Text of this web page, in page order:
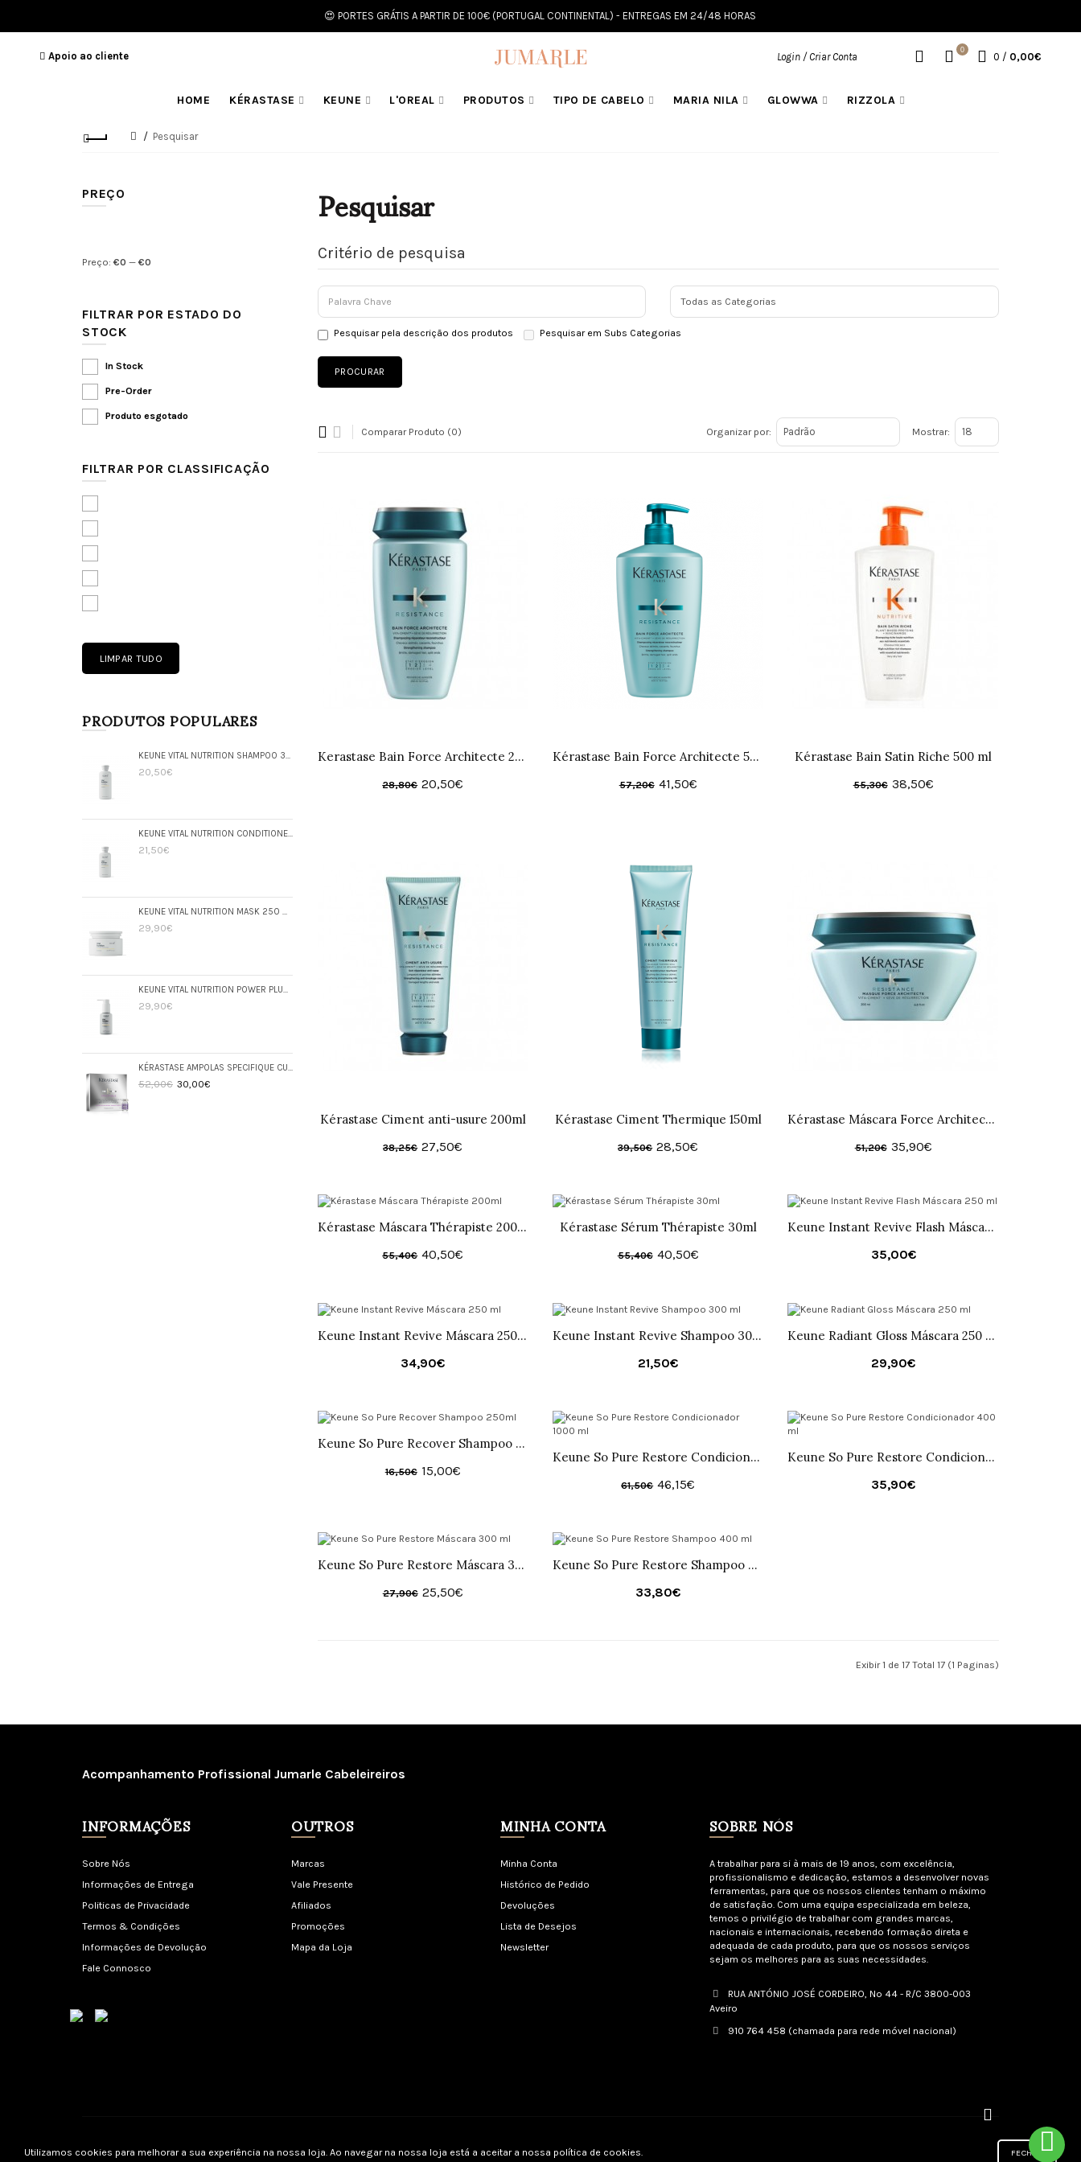
😍 PORTES GRÁTIS A PARTIR DE 100€ (PORTUGAL CONTINENTAL) - ENTREGAS EM 24/48 HORAS
Apoio ao cliente Login / Criar Conta
0
0 / 0,00€
HOME KÉRASTASE KEUNE L'OREAL PRODUTOS TIPO DE CABELO MARIA NILA GLOWWA RIZZOLA
Pesquisar
PREÇO
Preço: €0 — €0
FILTRAR POR ESTADO DO
STOCK
In Stock
Pre-Order
Produto esgotado
FILTRAR POR CLASSIFICAÇÃO
PRODUTOS POPULARES
KEUNE VITAL NUTRITION SHAMPOO 300 ML
20,50€
KEUNE VITAL NUTRITION CONDITIONER 250 ML
21,50€
KEUNE VITAL NUTRITION MASK 250 ML
29,90€
KEUNE VITAL NUTRITION POWER PLUMP 45 ML
29,90€
KÉRASTASE AMPOLAS SPECIFIQUE CURE ANTI-PELLICULAIRE 12X6ML
52,00€ 30,00€
Pesquisar
Critério de pesquisa
Pesquisar pela descrição dos produtos Pesquisar em Subs Categorias
Comparar Produto (0) Organizar por: Mostrar:
Kerastase Bain Force Architecte 250ml
28,80€ 20,50€
Kérastase Bain Force Architecte 500 ml
57,20€ 41,50€
Kérastase Bain Satin Riche 500 ml
55,30€ 38,50€
Kérastase Ciment anti-usure 200ml
38,25€ 27,50€
Kérastase Ciment Thermique 150ml
39,50€ 28,50€
Kérastase Máscara Force Architecte 200ml
51,20€ 35,90€
Kérastase Máscara Thérapiste 200ml
55,40€ 40,50€
Kérastase Sérum Thérapiste 30ml
55,40€ 40,50€
Keune Instant Revive Flash Máscara 250 ml
35,00€
Keune Instant Revive Máscara 250 ml
34,90€
Keune Instant Revive Shampoo 300 ml
21,50€
Keune Radiant Gloss Máscara 250 ml
29,90€
Keune So Pure Recover Shampoo 250ml
16,50€ 15,00€
Keune So Pure Restore Condicionador 1000 ml
61,50€ 46,15€
Keune So Pure Restore Condicionador 400 ml
35,90€
Keune So Pure Restore Máscara 300 ml
27,90€ 25,50€
Keune So Pure Restore Shampoo 400 ml
33,80€
Exibir 1 de 17 Total 17 (1 Paginas)
Acompanhamento Profissional Jumarle Cabeleireiros
INFORMAÇÕES
Sobre Nós
Informações de Entrega
Politicas de Privacidade
Termos & Condições
Informações de Devolução
Fale Connosco
OUTROS
Marcas
Vale Presente
Afiliados
Promoções
Mapa da Loja
MINHA CONTA
Minha Conta
Histórico de Pedido
Devoluções
Lista de Desejos
Newsletter
SOBRE NÓS
A trabalhar para si à mais de 19 anos, com excelência,
profissionalismo e dedicação, estamos a desenvolver novas
ferramentas, para que os nossos clientes tenham o máximo
de satisfação. Com uma equipa especializada em beleza,
temos o privilégio de trabalhar com grandes marcas,
nacionais e internacionais, recebendo formação direta e
adequada de cada produto, para que os nossos serviços
sejam os melhores para as suas necessidades.
RUA ANTÓNIO JOSÉ CORDEIRO, Nº 44 - R/C 3800-003
Aveiro
910 764 458 (chamada para rede móvel nacional)
Utilizamos cookies para melhorar a sua experiência na nossa loja. Ao navegar na nossa loja está a aceitar a nossa política de cookies. FECHAR